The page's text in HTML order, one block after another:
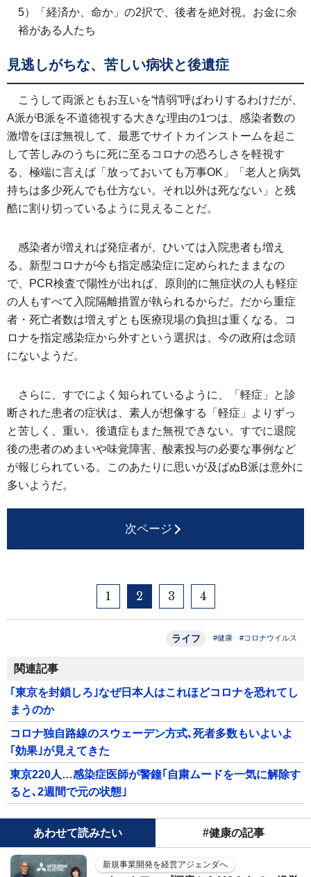
5）「経済か、命か」の2択で、後者を絶対視。お金に余
裕がある人たち
見逃しがちな、苦しい病状と後遺症
こうして両派ともお互いを“情弱”呼ばわりするわけだが、
A派がB派を不道徳視する大きな理由の1つは、感染者数の
激増をほぼ無視して、最悪でサイトカインストームを起こ
して苦しみのうちに死に至るコロナの恐ろしさを軽視す
る、極端に言えば「放っておいても万事OK」「老人と病気
持ちは多少死んでも仕方ない。それ以外は死なない」と残
酷に割り切っているように見えることだ。
感染者が増えれば発症者が、ひいては入院患者も増え
る。新型コロナが今も指定感染症に定められたままなの
で、PCR検査で陽性が出れば、原則的に無症状の人も軽症
の人もすべて入院隔離措置が執られるからだ。だから重症
者・死亡者数は増えずとも医療現場の負担は重くなる。コ
ロナを指定感染症から外すという選択は、今の政府は念頭
にないようだ。
さらに、すでによく知られているように、「軽症」と診
断された患者の症状は、素人が想像する「軽症」よりずっ
と苦しく、重い。後遺症もまた無視できない。すでに退院
後の患者のめまいや味覚障害、酸素投与の必要な事例など
が報じられている。このあたりに思いが及ばぬB派は意外に
多いようだ。
次ページ
1 2 3 4
ライフ #健康 #コロナウイルス
関連記事
｢東京を封鎖しろ｣なぜ日本人はこれほどコロナを恐れてし
まうのか
コロナ独自路線のスウェーデン方式､死者多数もいよいよ
｢効果｣が見えてきた
東京220人…感染症医師が警鐘｢自粛ムードを一気に解除す
ると､2週間で元の状態｣
あわせて読みたい #健康の記事
新規事業開発を経営アジェンダへ